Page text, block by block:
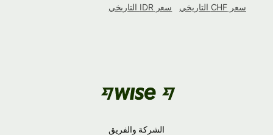
سعر CHF التاريخي
سعر IDR التاريخي
الشركة والفريق